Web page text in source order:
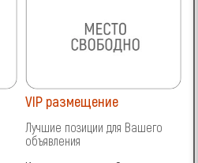
VIP размещение
Лучшие позиции для Вашего
объявления